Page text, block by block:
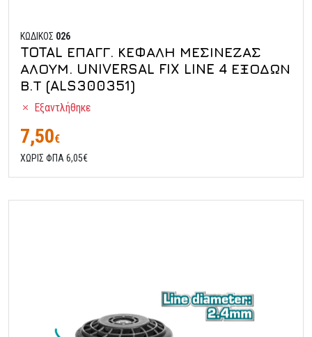
ΚΩΔΙΚΟΣ 026
TOTAL ΕΠΑΓΓ. ΚΕΦΑΛΗ ΜΕΣΙΝΕΖΑΣ
ΑΛΟΥΜ. UNIVERSAL FIX LINE 4 ΕΞΟΔΩΝ
Β.Τ (ALS300351)
Εξαντλήθηκε
7,50€
ΧΩΡΙΣ ΦΠΑ 6,05€